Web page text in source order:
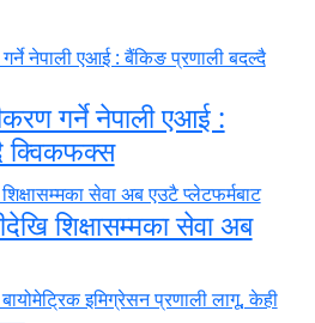
गर्ने नेपाली एआई :
क्विकफक्स
शिक्षासम्मका सेवा अब